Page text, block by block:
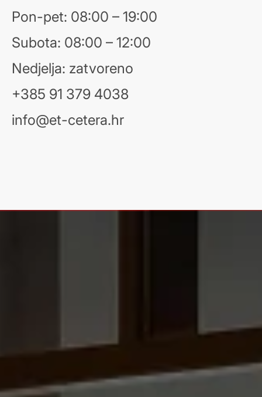
Pon-pet: 08:00 – 19:00
Subota: 08:00 – 12:00
Nedjelja: zatvoreno
+385 91 379 4038
info@et-cetera.hr